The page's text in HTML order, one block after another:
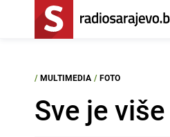
/ MULTIMEDIA / FOTO
Sve je